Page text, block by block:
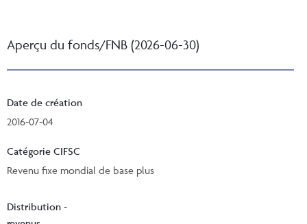
Aperçu du fonds/FNB (2026-06-30)
Date de création
2016-07-04
Catégorie CIFSC
Revenu fixe mondial de base plus
Distribution -